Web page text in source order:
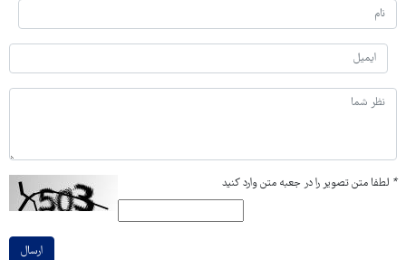
* لطفا متن تصویر را در جعبه متن وارد کنید
ارسال